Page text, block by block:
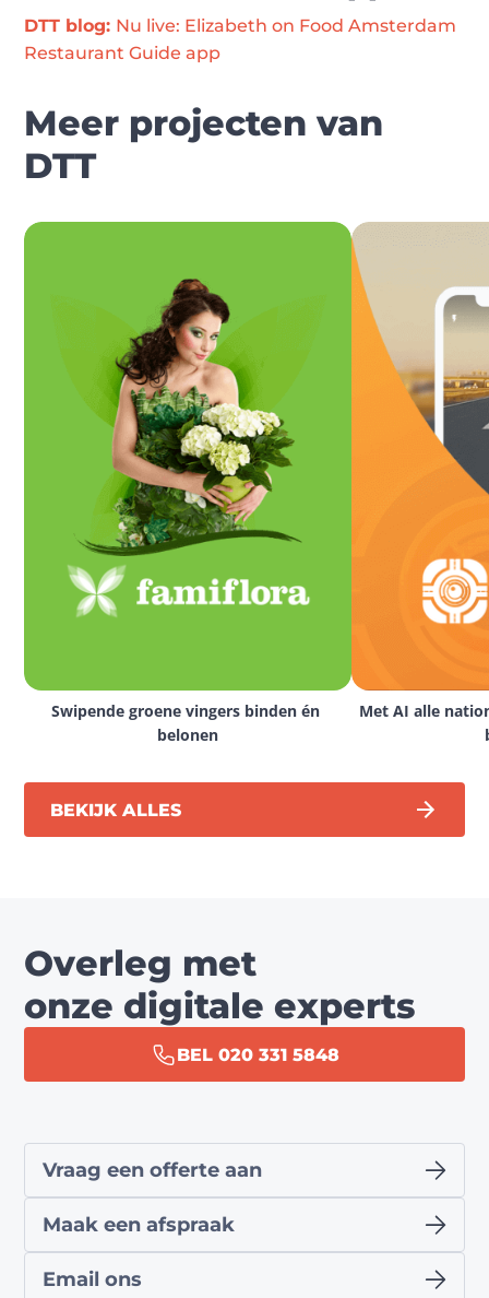
DTT blog: Nu live: Elizabeth on Food Amsterdam
Restaurant Guide app
Meer projecten van
DTT
Swipende groene vingers binden én
belonen
Met AI alle
BEKIJK ALLES
Overleg met
onze digitale experts
BEL 020 331 5848
Vraag een offerte aan
Maak een afspraak
Email ons